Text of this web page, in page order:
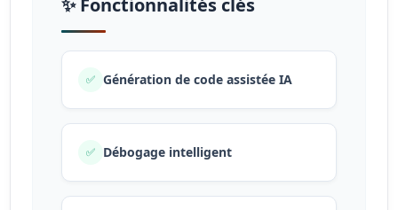
✨ Fonctionnalités clés
✅ Génération de code assistée IA
✅ Débogage intelligent